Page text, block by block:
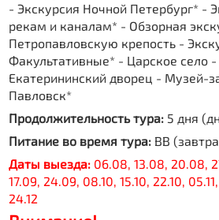
- Экскурсия Ночной Петербург* -
рекам и каналам* - Обзорная
Петропавловскую крепость -
Факультативные* - Царское село -
Екатерининский дворец - Музей-
Павловск*
Продолжительность тура: 5 дня
Питание во время тура: BB
Даты выезда: 06.08, 13.08, 20.08,
17.09, 24.09, 08.10, 15.10, 22.10, 05.11,
24.12